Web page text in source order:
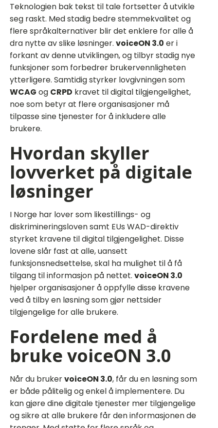
Teknologien bak tekst til tale fortsetter å utvikle
seg raskt. Med stadig bedre stemmekvalitet og
flere språkalternativer blir det enklere for alle å
dra nytte av slike løsninger. voiceON 3.0 er i
forkant av denne utviklingen, og tilbyr stadig nye
funksjoner som forbedrer brukervennligheten
ytterligere. Samtidig styrker lovgivningen som
WCAG og CRPD kravet til digital tilgjengelighet,
noe som betyr at flere organisasjoner må
tilpasse sine tjenester for å inkludere alle
brukere.
Hvordan skyller
lovverket på digitale
løsninger
I Norge har lover som likestillings- og
diskrimineringsloven samt EUs WAD-direktiv
styrket kravene til digital tilgjengelighet. Disse
lovene slår fast at alle, uansett
funksjonsnedsettelse, skal ha mulighet til å få
tilgang til informasjon på nettet. voiceON 3.0
hjelper organisasjoner å oppfylle disse kravene
ved å tilby en løsning som gjør nettsider
tilgjengelige for alle brukere.
Fordelene med å
bruke voiceON 3.0
Når du brukervoiceON 3.0, får du en løsning som
er både pålitelig og enkel å implementere. Du
kan gjøre dine digitale tjenester mer tilgjengelige
og sikre at alle brukere får den informasjonen de